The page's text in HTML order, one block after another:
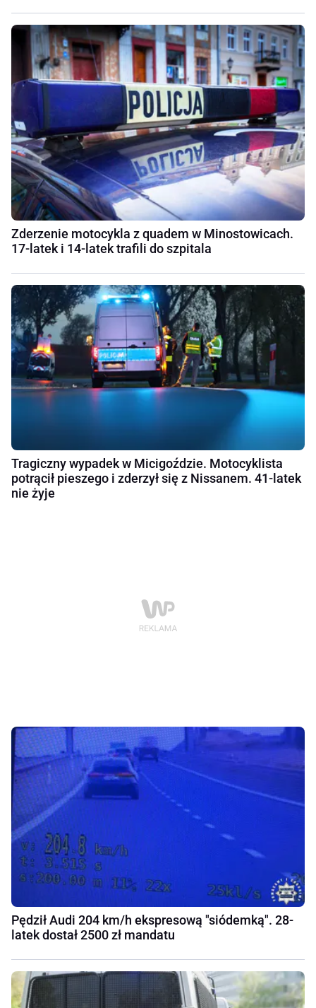
Zderzenie motocykla z quadem w Minostowicach.
17-latek i 14-latek trafili do szpitala
Tragiczny wypadek w Micigoździe. Motocyklista
potrącił pieszego i zderzył się z Nissanem. 41-latek
nie żyje
Pędził Audi 204 km/h ekspresową "siódemką". 28-
latek dostał 2500 zł mandatu